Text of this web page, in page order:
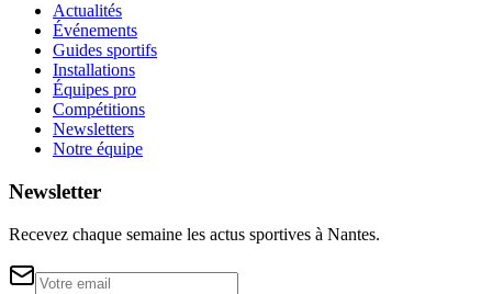
Actualités
Événements
Guides sportifs
Installations
Équipes pro
Compétitions
Newsletters
Notre équipe
Newsletter
Recevez chaque semaine les actus sportives à Nantes.